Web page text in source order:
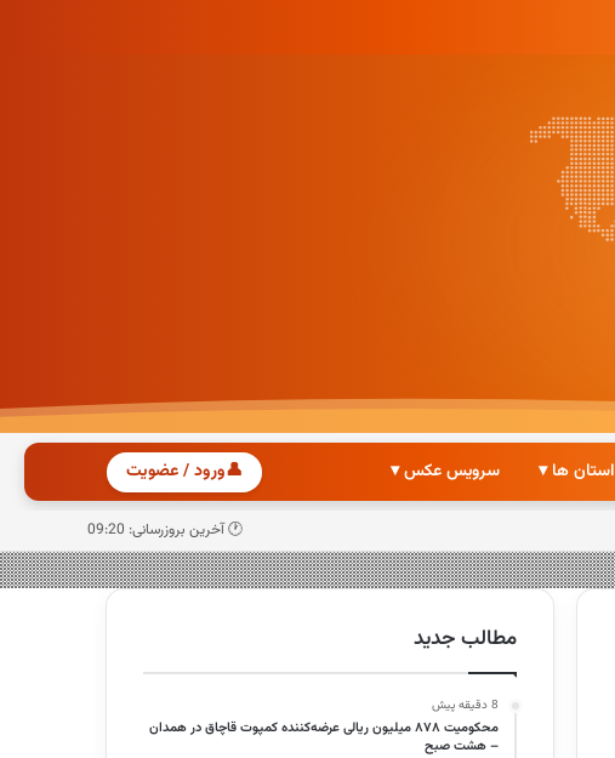
استان ها ▾ سرویس عکس ▾ 👤ورود / عضویت
🕐 آخرین بروزرسانی: 09:20
مطالب جدید
8 دقیقه پیش
محکومیت ۸۷۸ میلیون ریالی عرضه‌کننده کمپوت قاچاق در همدان
– هشت صبح